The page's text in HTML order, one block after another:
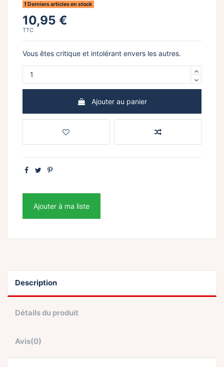
Derniers articles en stock
10,95 €
TTC
Vous êtes critique et intolérant envers les autres.
Ajouter au panier
Ajouter à ma liste
Description
Détails du produit
Avis(0)